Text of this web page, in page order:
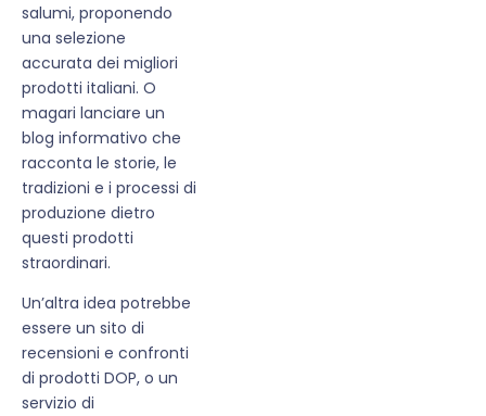
salumi, proponendo
una selezione
accurata dei migliori
prodotti italiani. O
magari lanciare un
blog informativo che
racconta le storie, le
tradizioni e i processi di
produzione dietro
questi prodotti
straordinari.
Un’altra idea potrebbe
essere un sito di
recensioni e confronti
di prodotti DOP, o un
servizio di